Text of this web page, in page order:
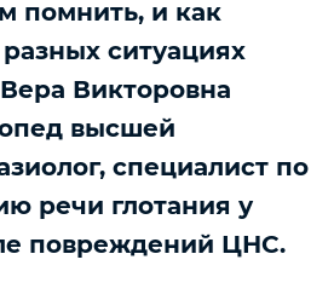
помнить, и как
ситуациях
Викторовна
высшей
специалист по
речи глотания у
повреждений ЦНС.